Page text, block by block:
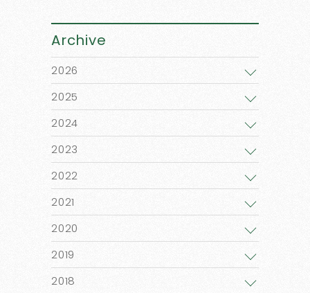
Archive
2026
2025
2024
2023
2022
2021
2020
2019
2018